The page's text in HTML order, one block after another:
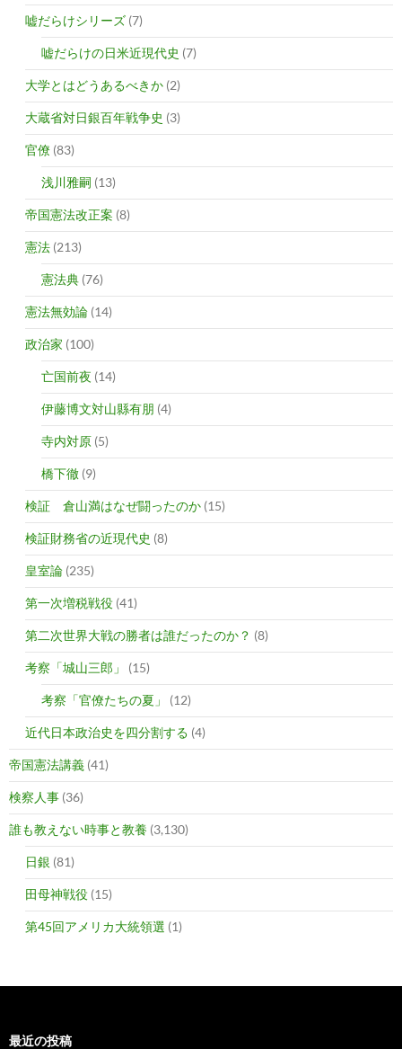
嘘だらけシリーズ (7)
嘘だらけの日米近現代史 (7)
大学とはどうあるべきか (2)
大蔵省対日銀百年戦争史 (3)
官僚 (83)
浅川雅嗣 (13)
帝国憲法改正案 (8)
憲法 (213)
憲法典 (76)
憲法無効論 (14)
政治家 (100)
亡国前夜 (14)
伊藤博文対山縣有朋 (4)
寺内対原 (5)
橋下徹 (9)
検証 倉山満はなぜ闘ったのか (15)
検証財務省の近現代史 (8)
皇室論 (235)
第一次増税戦役 (41)
第二次世界大戦の勝者は誰だったのか？ (8)
考察「城山三郎」 (15)
考察「官僚たちの夏」 (12)
近代日本政治史を四分割する (4)
帝国憲法講義 (41)
検察人事 (36)
誰も教えない時事と教養 (3,130)
日銀 (81)
田母神戦役 (15)
第45回アメリカ大統領選 (1)
最近の投稿